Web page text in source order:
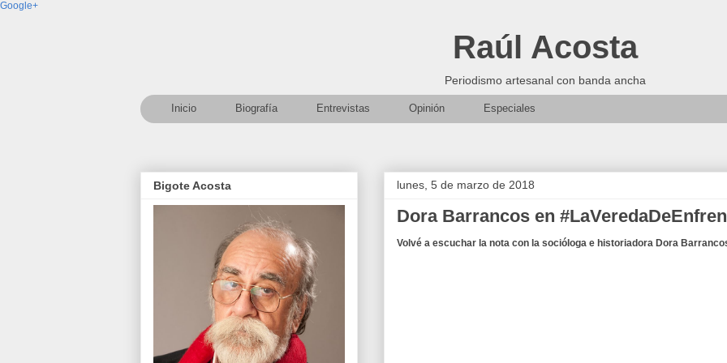
Google+
Raúl Acosta
Periodismo artesanal con banda ancha
Inicio Biografía Entrevistas Opinión Especiales
lunes, 5 de marzo de 2018
Dora Barrancos en
Volvé a escuchar la nota con la socióloga e historiadora Dora
Bigote Acosta